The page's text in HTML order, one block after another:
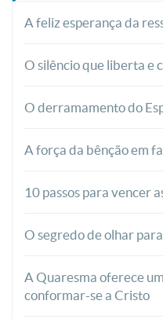
A feliz esperança da
O silêncio que liberta e
O derramamento do
A força da bênção em
10 passos para vencer
O segredo de olhar
A Quaresma oferece
conformar-se a Cristo